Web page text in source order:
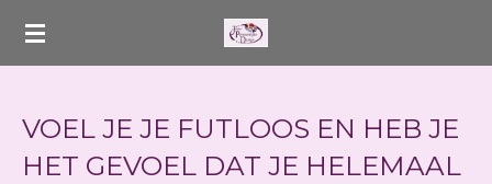
Ga
hoofdinhoud
VOEL JE JE FUTLOOS EN HEB JE
HET GEVOEL DAT JE HELEMAAL